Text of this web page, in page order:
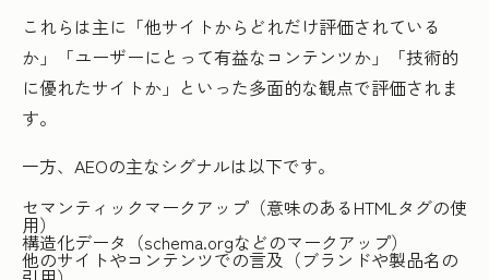
これらは主に「他サイトからどれだけ評価されている
か」「ユーザーにとって有益なコンテンツか」「技術的
に優れたサイトか」といった多面的な観点で評価されま
す。
一方、AEOの主なシグナルは以下です。
セマンティックマークアップ（意味のあるHTMLタグの使
用）
構造化データ（schema.orgなどのマークアップ）
他のサイトやコンテンツでの言及（ブランドや製品名の